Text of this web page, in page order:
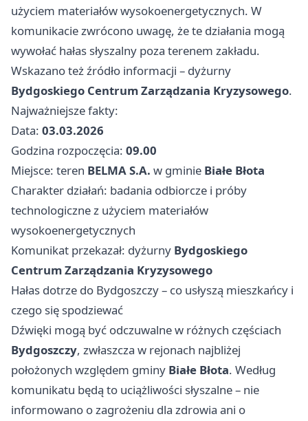
użyciem materiałów wysokoenergetycznych. W
komunikacie zwrócono uwagę, że te działania mogą
wywołać hałas słyszalny poza terenem zakładu.
Wskazano też źródło informacji – dyżurny
Bydgoskiego Centrum Zarządzania Kryzysowego.
Najważniejsze fakty:
Data: 03.03.2026
Godzina rozpoczęcia: 09.00
Miejsce: teren BELMA S.A. w gminie Białe Błota
Charakter działań: badania odbiorcze i próby
technologiczne z użyciem materiałów
wysokoenergetycznych
Komunikat przekazał: dyżurny Bydgoskiego
Centrum Zarządzania Kryzysowego
Hałas dotrze do Bydgoszczy – co usłyszą mieszkańcy i
czego się spodziewać
Dźwięki mogą być odczuwalne w różnych częściach
Bydgoszczy, zwłaszcza w rejonach najbliżej
położonych względem gminy Białe Błota. Według
komunikatu będą to uciążliwości słyszalne – nie
informowano o zagrożeniu dla zdrowia ani o